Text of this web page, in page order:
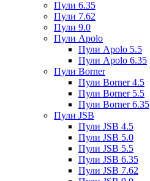
Пули 6.35
Пули 7.62
Пули 9.0
Пули Apolo
Пули Apolo 5.5
Пули Apolo 6.35
Пули Borner
Пули Borner 4.5
Пули Borner 5.5
Пули Borner 6.35
Пули JSB
Пули JSB 4.5
Пули JSB 5.0
Пули JSB 5.5
Пули JSB 6.35
Пули JSB 7.62